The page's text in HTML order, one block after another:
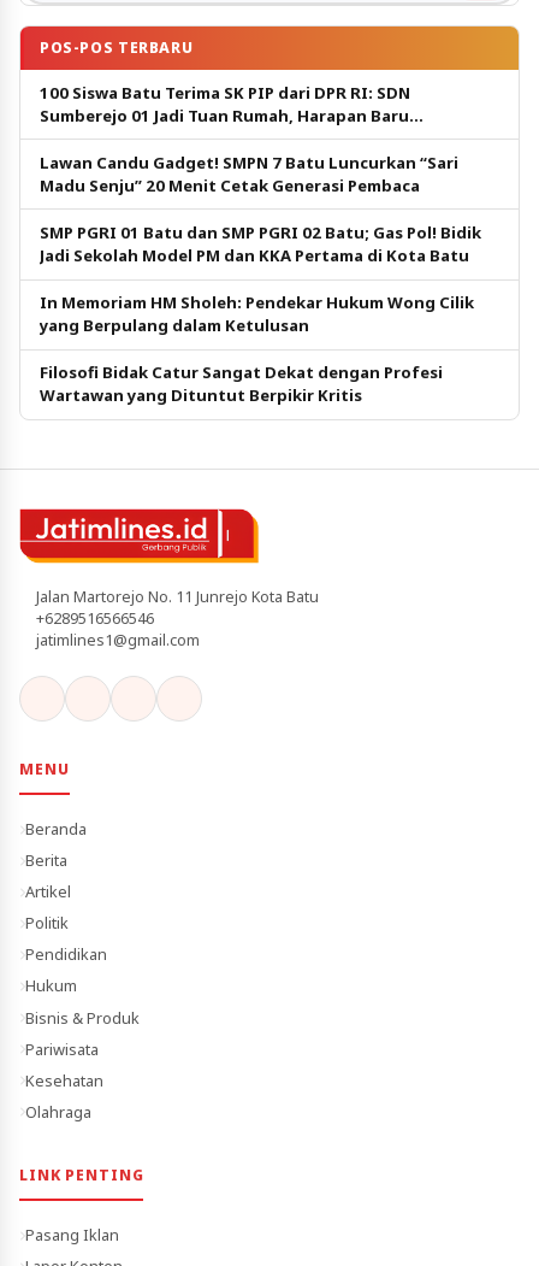
POS-POS TERBARU
100 Siswa Batu Terima SK PIP dari DPR RI: SDN
Sumberejo 01 Jadi Tuan Rumah, Harapan Baru
Pendidikan Gratis
Lawan Candu Gadget! SMPN 7 Batu Luncurkan “Sari
Madu Senju” 20 Menit Cetak Generasi Pembaca
SMP PGRI 01 Batu dan SMP PGRI 02 Batu; Gas Pol! Bidik
Jadi Sekolah Model PM dan KKA Pertama di Kota Batu
In Memoriam HM Sholeh: Pendekar Hukum Wong Cilik
yang Berpulang dalam Ketulusan
Filosofi Bidak Catur Sangat Dekat dengan Profesi
Wartawan yang Dituntut Berpikir Kritis
Jalan Martorejo No. 11 Junrejo Kota Batu
+6289516566546
jatimlines1@gmail.com
MENU
Beranda
Berita
Artikel
Politik
Pendidikan
Hukum
Bisnis & Produk
Pariwisata
Kesehatan
Olahraga
LINK PENTING
Pasang Iklan